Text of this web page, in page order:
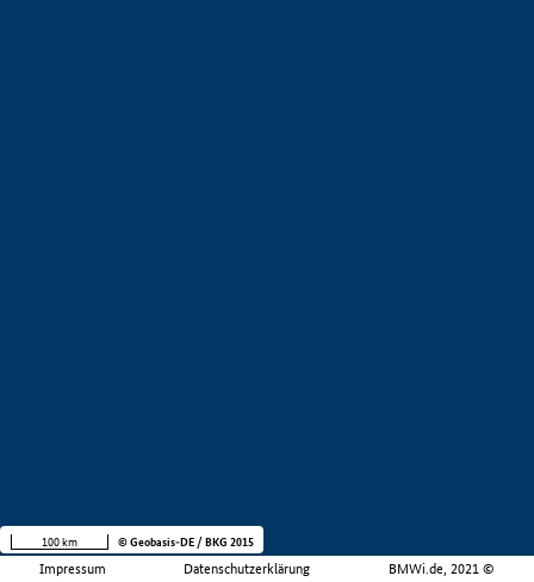
Impressum Datenschutzerklärung BMWi.de, 2021 ©
100 km © Geobasis-DE / BKG 2015